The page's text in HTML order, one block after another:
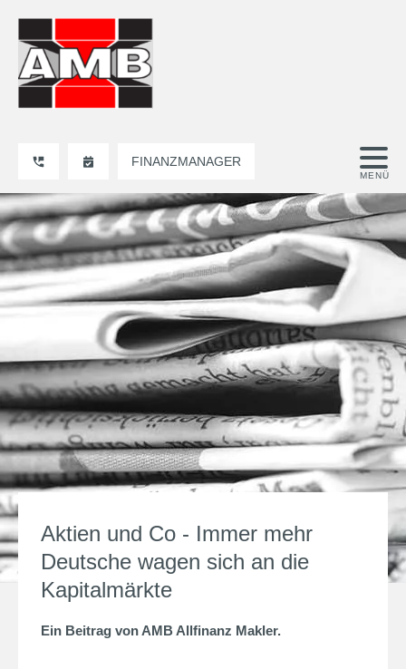
FINANZMANAGER
Aktien und Co - Immer mehr
Deutsche wagen sich an die
Kapitalmärkte
Ein Beitrag von AMB Allfinanz Makler.